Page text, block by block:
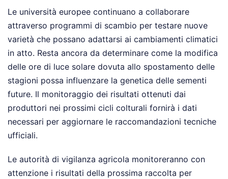
Le università europee continuano a collaborare
attraverso programmi di scambio per testare nuove
varietà che possano adattarsi ai cambiamenti climatici
in atto. Resta ancora da determinare come la modifica
delle ore di luce solare dovuta allo spostamento delle
stagioni possa influenzare la genetica delle sementi
future. Il monitoraggio dei risultati ottenuti dai
produttori nei prossimi cicli colturali fornirà i dati
necessari per aggiornare le raccomandazioni tecniche
ufficiali.
Le autorità di vigilanza agricola monitoreranno con
attenzione i risultati della prossima raccolta per